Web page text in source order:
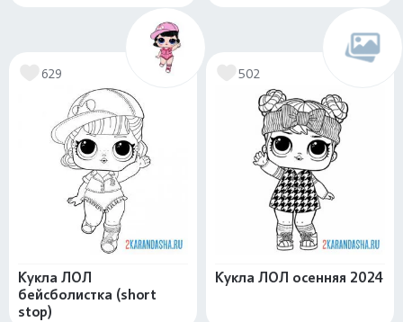
629
Кукла ЛОЛ
бейсболистка (short
stop)
502
Кукла ЛОЛ осенняя 2024